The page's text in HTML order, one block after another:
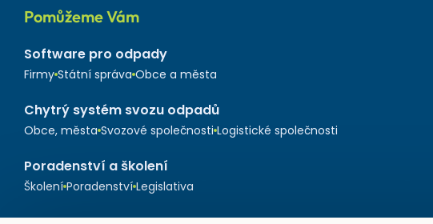
Pomůžeme Vám
Software pro odpady
Firmy Státní správa Obce a města
Chytrý systém svozu odpadů
Obce, města Svozové společnosti Logistické společnosti
Poradenství a školení
Školení Poradenství Legislativa